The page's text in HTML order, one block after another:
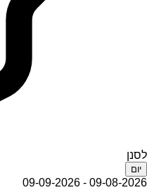
לסנן
יום
09-08-2026 - 09-09-2026